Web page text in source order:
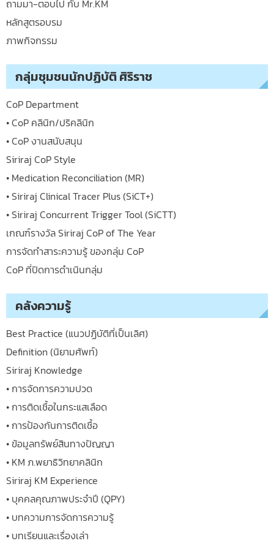
ถามมา-ตอบไป กับ Mr.KM
หลักสูตรอบรม
ภาพกิจกรรม
กลุ่มชุมชนนักปฏิบัติ ศิริราช
CoP Department
• CoP คลินิก/ปริคลินิก
• CoP งานสนับสนุน
Siriraj CoP Style
• Medication Reconciliation (MR)
• Siriraj Clinical Tracer Plus (SiCT+)
• Siriraj Concurrent Trigger Tool (SiCTT)
เกณฑ์รางวัล Siriraj CoP of The Year
การจัดทำสาระความรู้ ของกลุ่ม CoP
CoP ที่ปิดการดำเนินกลุ่ม
คลังความรู้
Best Practice (แนวปฏิบัติที่เป็นเลิศ)
Definition (นิยามศัพท์)
Siriraj Knowledge
• การจัดการความปวด
• การติดเชื้อในกระแสเลือด
• การป้องกันการติดเชื้อ
• ข้อมูลทรัพย์สินทางปัญญา
• KM ภ.พยาธิวิทยาคลินิก
Siriraj KM Experience
• บุคคลคุณภาพประจำปี (QPY)
• บทความการจัดการความรู้
• บทเรียนและเรื่องเล่า